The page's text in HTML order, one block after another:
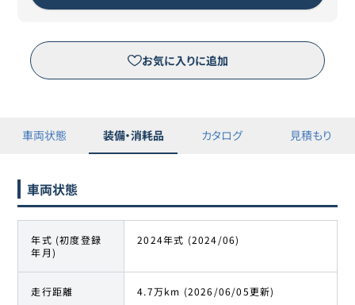
※三菱オートリース（株）が運営するピタクルサイトへ移動します。
お気に入りに追加
車両状態 装備・消耗品 カタログ 見積もり
車両状態
年式 (初度登録
年月)
2024年式 (2024/06)
走行距離 4.7万km (2026/06/05更新)